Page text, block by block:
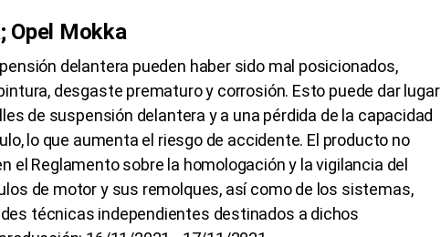
Opel Mokka
delantera pueden haber sido mal posicionados,
desgaste prematuro y corrosión. Esto puede dar lugar
de suspensión delantera y a una pérdida de la capacidad
lo que aumenta el riesgo de accidente. El producto no
el Reglamento sobre la homologación y la vigilancia del
de motor y sus remolques, así como de los sistemas,
técnicas independientes destinados a dichos